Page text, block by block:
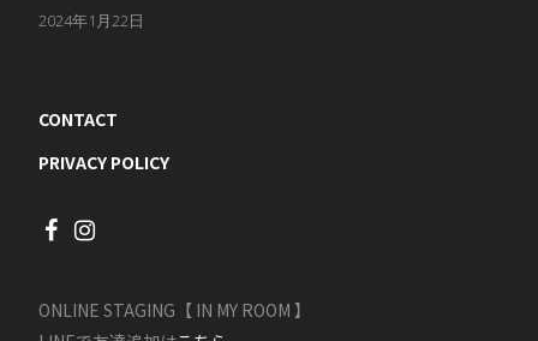
2024年1月22日
CONTACT
PRIVACY POLICY
ONLINE STAGING【 IN MY ROOM 】